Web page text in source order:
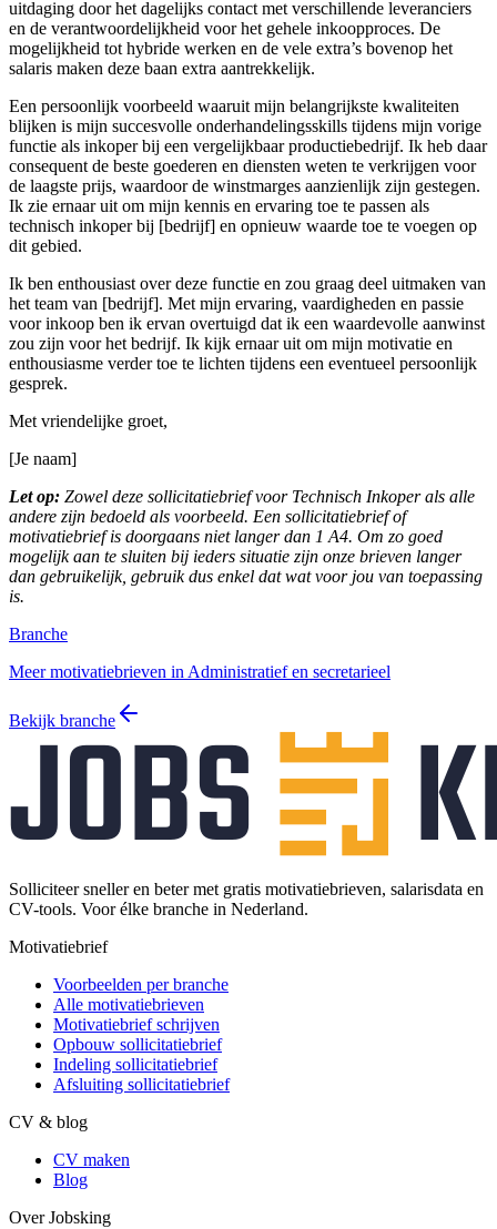
uitdaging door het dagelijks contact met verschillende leveranciers
en de verantwoordelijkheid voor het gehele inkoopproces. De
mogelijkheid tot hybride werken en de vele extra’s bovenop het
salaris maken deze baan extra aantrekkelijk.
Een persoonlijk voorbeeld waaruit mijn belangrijkste kwaliteiten
blijken is mijn succesvolle onderhandelingsskills tijdens mijn vorige
functie als inkoper bij een vergelijkbaar productiebedrijf. Ik heb daar
consequent de beste goederen en diensten weten te verkrijgen voor
de laagste prijs, waardoor de winstmarges aanzienlijk zijn gestegen.
Ik zie ernaar uit om mijn kennis en ervaring toe te passen als
technisch inkoper bij [bedrijf] en opnieuw waarde toe te voegen op
dit gebied.
Ik ben enthousiast over deze functie en zou graag deel uitmaken van
het team van [bedrijf]. Met mijn ervaring, vaardigheden en passie
voor inkoop ben ik ervan overtuigd dat ik een waardevolle aanwinst
zou zijn voor het bedrijf. Ik kijk ernaar uit om mijn motivatie en
enthousiasme verder toe te lichten tijdens een eventueel persoonlijk
gesprek.
Met vriendelijke groet,
[Je naam]
Let op: Zowel deze sollicitatiebrief voor Technisch Inkoper als alle
andere zijn bedoeld als voorbeeld. Een sollicitatiebrief of
motivatiebrief is doorgaans niet langer dan 1 A4. Om zo goed
mogelijk aan te sluiten bij ieders situatie zijn onze brieven langer
dan gebruikelijk, gebruik dus enkel dat wat voor jou van toepassing
is.
Branche
Meer motivatiebrieven in Administratief en secretarieel
Bekijk branche
Solliciteer sneller en beter met gratis motivatiebrieven, salarisdata en
CV-tools. Voor élke branche in Nederland.
Motivatiebrief
Voorbeelden per branche
Alle motivatiebrieven
Motivatiebrief schrijven
Opbouw sollicitatiebrief
Indeling sollicitatiebrief
Afsluiting sollicitatiebrief
CV & blog
CV maken
Blog
Over Jobsking